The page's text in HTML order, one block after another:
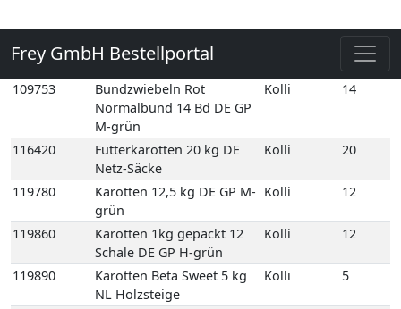
116420
Futterkarotten 20 kg DE
Netz-Säcke
Kolli 20
grün
Karotten 1kg gepackt 12
Schale DE GP H-grün
119890
Karotten Beta Sweet 5 kg
NL Holzsteige
Kolli 5
119910
Karotten dick 10 kg DE
Poly-Säcke
Kolli 10
119951
Karotten dick 3 kg DE Poly-
Säcke
Kolli 3
119990
Karotten gelb 5 kg NL
Holzsteige
Kolli 5